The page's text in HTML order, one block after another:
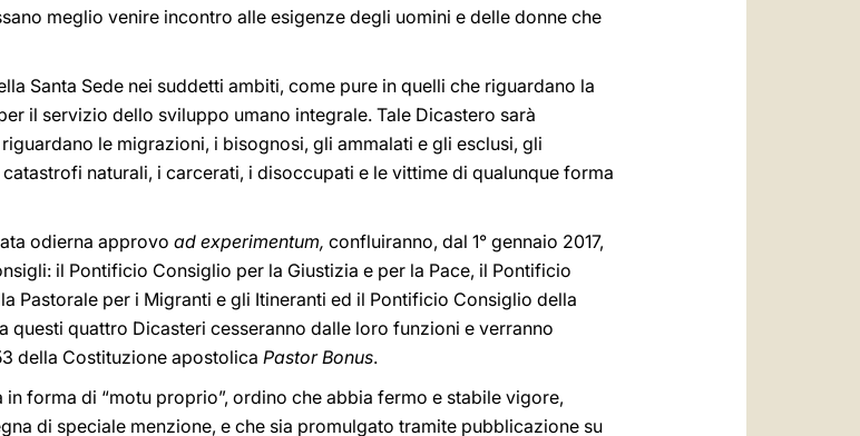
meglio venire incontro alle esigenze degli uomini e delle donne che
Santa Sede nei suddetti ambiti, come pure in quelli che riguardano la
il servizio dello sviluppo umano integrale. Tale Dicastero sarà
le migrazioni, i bisognosi, gli ammalati e gli esclusi, gli
naturali, i carcerati, i disoccupati e le vittime di qualunque forma
odierna approvo ad experimentum, confluiranno, dal 1° gennaio 2017,
il Pontificio Consiglio per la Giustizia e per la Pace, il Pontificio
Pastorale per i Migranti e gli Itineranti ed il Pontificio Consiglio della
questi quattro Dicasteri cesseranno dalle loro funzioni e verranno
della Costituzione apostolica Pastor Bonus.
forma di “motu proprio”, ordino che abbia fermo e stabile vigore,
di speciale menzione, e che sia promulgato tramite pubblicazione su